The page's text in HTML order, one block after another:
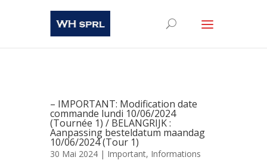
– IMPORTANT: Modification date
commande lundi 10/06/2024
(Tournée 1) / BELANGRIJK :
Aanpassing besteldatum maandag
10/06/2024 (Tour 1)
30 Mai 2024 | Important, Informations